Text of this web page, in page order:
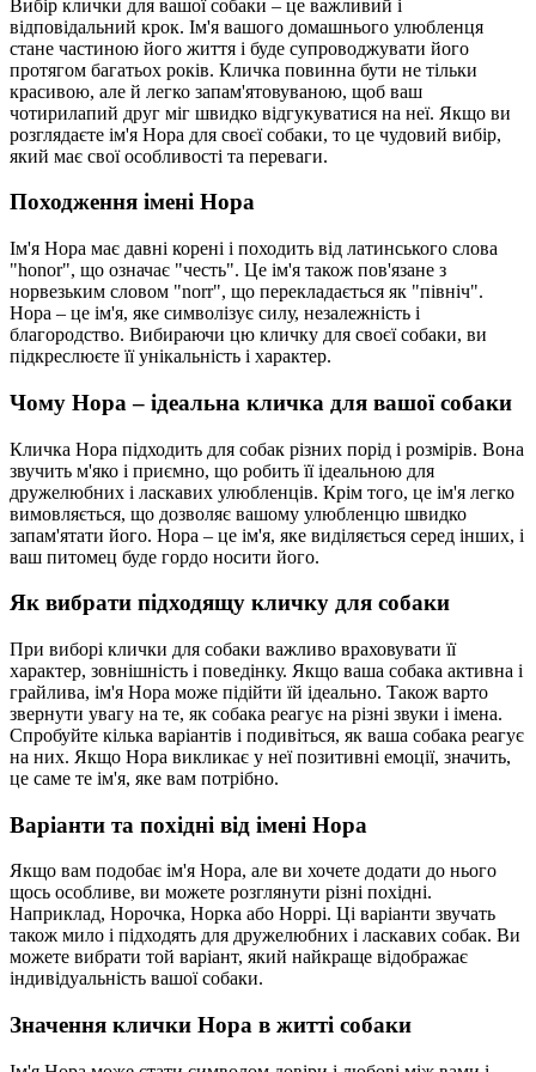
Вибір клички для вашої собаки – це важливий і
відповідальний крок. Ім'я вашого домашнього улюбленця
стане частиною його життя і буде супроводжувати його
протягом багатьох років. Кличка повинна бути не тільки
красивою, але й легко запам'ятовуваною, щоб ваш
чотирилапий друг міг швидко відгукуватися на неї. Якщо ви
розглядаєте ім'я Нора для своєї собаки, то це чудовий вибір,
який має свої особливості та переваги.
Походження імені Нора
Ім'я Нора має давні корені і походить від латинського слова
"honor", що означає "честь". Це ім'я також пов'язане з
норвезьким словом "norr", що перекладається як "північ".
Нора – це ім'я, яке символізує силу, незалежність і
благородство. Вибираючи цю кличку для своєї собаки, ви
підкреслюєте її унікальність і характер.
Чому Нора – ідеальна кличка для вашої собаки
Кличка Нора підходить для собак різних порід і розмірів. Вона
звучить м'яко і приємно, що робить її ідеальною для
дружелюбних і ласкавих улюбленців. Крім того, це ім'я легко
вимовляється, що дозволяє вашому улюбленцю швидко
запам'ятати його. Нора – це ім'я, яке виділяється серед інших, і
ваш питомец буде гордо носити його.
Як вибрати підходящу кличку для собаки
При виборі клички для собаки важливо враховувати її
характер, зовнішність і поведінку. Якщо ваша собака активна і
грайлива, ім'я Нора може підійти їй ідеально. Також варто
звернути увагу на те, як собака реагує на різні звуки і імена.
Спробуйте кілька варіантів і подивіться, як ваша собака реагує
на них. Якщо Нора викликає у неї позитивні емоції, значить,
це саме те ім'я, яке вам потрібно.
Варіанти та похідні від імені Нора
Якщо вам подобає ім'я Нора, але ви хочете додати до нього
щось особливе, ви можете розглянути різні похідні.
Наприклад, Норочка, Норка або Норрі. Ці варіанти звучать
також мило і підходять для дружелюбних і ласкавих собак. Ви
можете вибрати той варіант, який найкраще відображає
індивідуальність вашої собаки.
Значення клички Нора в житті собаки